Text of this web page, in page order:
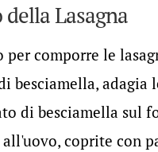
Lasagna
comporre le
besciamella, adagia
di besciamella sul
coprite con